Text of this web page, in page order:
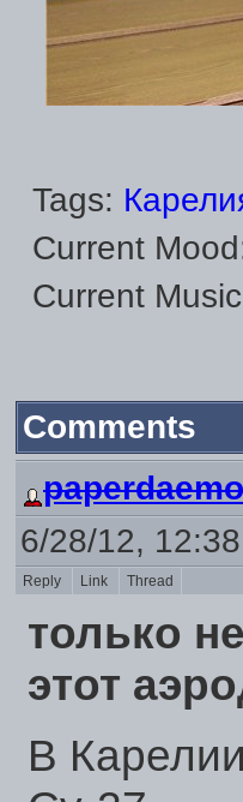
Tags:
Current
Current
Comments
6/28/12,
Reply Link Thread
только
этот
В